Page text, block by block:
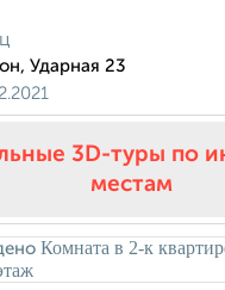
Ударная 23
3D-туры по
местам